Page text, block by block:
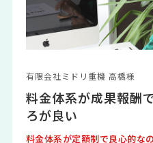
有限会社ミドリ重機 高橋様
料金体系が成果報酬
ろが良い
料金体系が定額制で良心的な